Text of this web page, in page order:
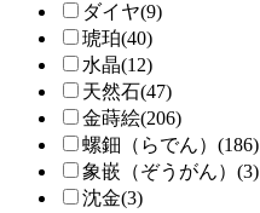
ダイヤ(9)
琥珀(40)
水晶(12)
天然石(47)
金蒔絵(206)
螺鈿（らでん）(186)
象嵌（ぞうがん）(3)
沈金(3)